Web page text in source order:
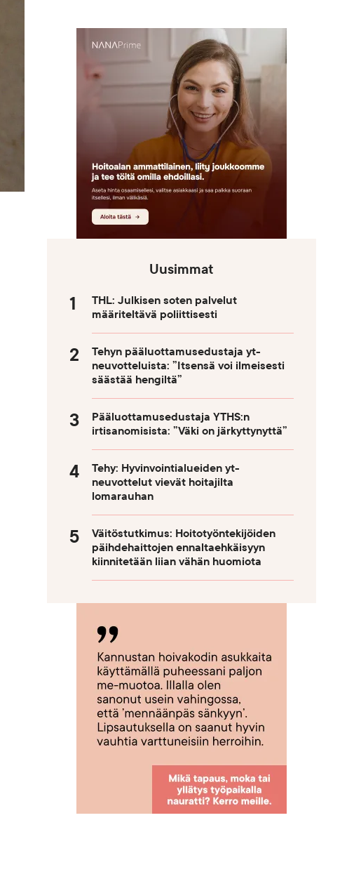
Uusimmat
THL: Julkisen soten palvelut
määriteltävä poliittisesti
Tehyn pääluottamusedustaja yt-
neuvotteluista: ”Itsensä voi ilmeisesti
säästää hengiltä”
Pääluottamusedustaja YTHS:n
irtisanomisista: ”Väki on järkyttynyttä”
Tehy: Hyvinvointialueiden yt-
neuvottelut vievät hoitajilta
lomarauhan
Väitöstutkimus: Hoitotyöntekijöiden
päihdehaittojen ennaltaehkäisyyn
kiinnitetään liian vähän huomiota